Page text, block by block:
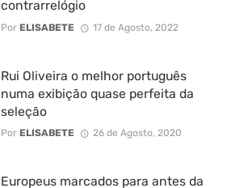
contrarrelógio
Por ELISABETE 17 de Agosto, 2022
Rui Oliveira o melhor português
numa exibição quase perfeita da
seleção
Por ELISABETE 26 de Agosto, 2020
Europeus marcados para antes da